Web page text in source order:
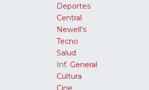
Deportes
Central
Newell’s
Tecno
Salud
Inf. General
Cultura
Cine